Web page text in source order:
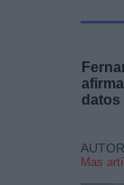
datos
Mas